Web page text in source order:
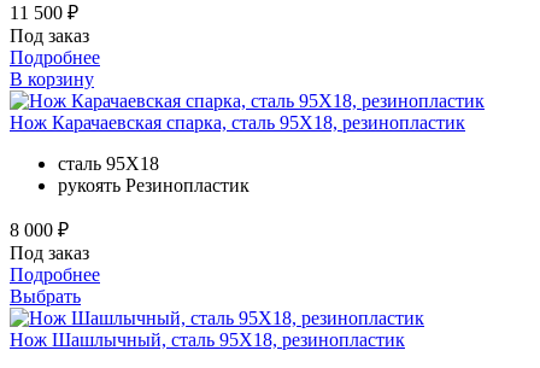
11 500 ₽
Под заказ
Подробнее
В корзину
Нож Карачаевская спарка, сталь 95Х18, резинопластик
сталь 95Х18
рукоять Резинопластик
8 000 ₽
Под заказ
Подробнее
Выбрать
Нож Шашлычный, сталь 95Х18, резинопластик